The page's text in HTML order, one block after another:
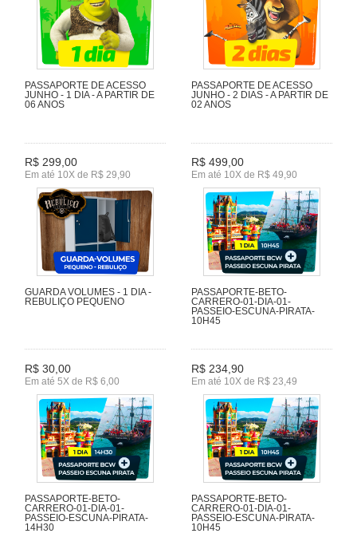
PASSAPORTE DE ACESSO
JUNHO - 1 DIA - A PARTIR DE
06 ANOS
R$ 299,00
Em até 10X de R$ 29,90
PASSAPORTE DE ACESSO
JUNHO - 2 DIAS - A PARTIR DE
02 ANOS
R$ 499,00
Em até 10X de R$ 49,90
GUARDA VOLUMES - 1 DIA -
REBULIÇO PEQUENO
R$ 30,00
Em até 5X de R$ 6,00
PASSAPORTE-BETO-
CARRERO-01-DIA-01-
PASSEIO-ESCUNA-PIRATA-
10H45
R$ 234,90
Em até 10X de R$ 23,49
PASSAPORTE-BETO-
CARRERO-01-DIA-01-
PASSEIO-ESCUNA-PIRATA-
14H30
PASSAPORTE-BETO-
CARRERO-01-DIA-01-
PASSEIO-ESCUNA-PIRATA-
10H45